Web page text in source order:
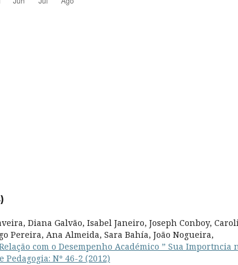
Diana Galvão, Isabel Janeiro, Joseph Conboy,
Pereira, Ana Almeida, Sara Bahía, João Nogueira,
com o Desempenho Académico ” Sua Importncia
Nº 46-2 (2012)